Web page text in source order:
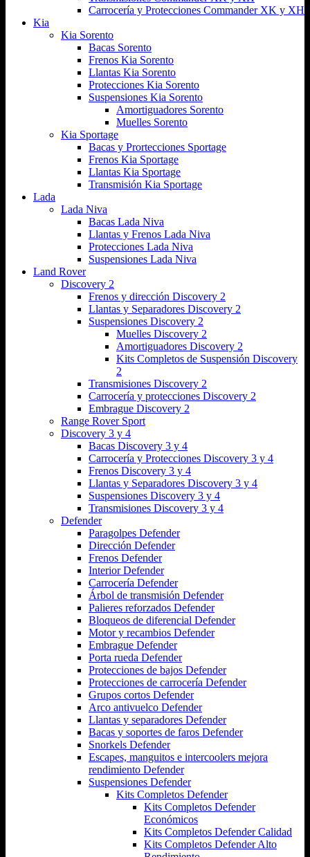
Carrocería y Protecciones Commander XK y XH
Kia
Kia Sorento
Bacas Sorento
Frenos Kia Sorento
Llantas Kia Sorento
Protecciones Kia Sorento
Suspensiones Kia Sorento
Amortiguadores Sorento
Muelles Sorento
Kia Sportage
Bacas y Prortecciones Sportage
Frenos Kia Sportage
Llantas Kia Sportage
Transmisión Kia Sportage
Lada
Lada Niva
Bacas Lada Niva
Llantas y Frenos Lada Niva
Protecciones Lada Niva
Suspensiones Lada Niva
Land Rover
Discovery 2
Frenos y dirección Discovery 2
Llantas y Separadores Discovery 2
Suspensiones Discovery 2
Muelles Discovery 2
Amortiguadores Discovery 2
Kits Completos de Suspensión Discovery
2
Transmisiones Discovery 2
Carrocería y protecciones Discovery 2
Embrague Discovery 2
Range Rover Sport
Discovery 3 y 4
Bacas Discovery 3 y 4
Carrocería y Protecciones Discovery 3 y 4
Frenos Discovery 3 y 4
Llantas y Separadores Discovery 3 y 4
Suspensiones Discovery 3 y 4
Transmisiones Discovery 3 y 4
Defender
Paragolpes Defender
Dirección Defender
Frenos Defender
Interior Defender
Carrocería Defender
Árbol de transmisión Defender
Palieres reforzados Defender
Bloqueos de diferencial Defender
Motor y recambios Defender
Embrague Defender
Porta rueda Defender
Protecciones de bajos Defender
Protecciones de carrocería Defender
Grupos cortos Defender
Arco antivuelco Defender
Llantas y separadores Defender
Bacas y soportes de faros Defender
Snorkels Defender
Escapes, manguitos e intercoolers mejora
rendimiento Defender
Suspensiones Defender
Kits Completos Defender
Kits Completos Defender
Económicos
Kits Completos Defender Calidad
Kits Completos Defender Alto